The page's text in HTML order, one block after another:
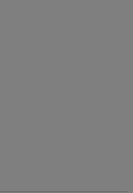
płatności